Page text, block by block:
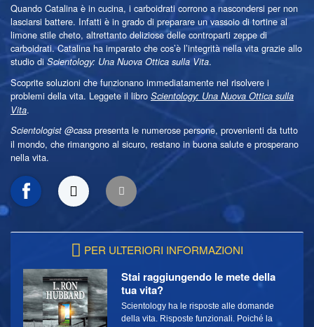
Quando Catalina è in cucina, i carboidrati corrono a nascondersi per non
lasciarsi battere. Infatti è in grado di preparare un vassoio di tortine al
limone stile cheto, altrettanto deliziose delle controparti zeppe di
carboidrati. Catalina ha imparato che cos’è l’integrità nella vita grazie allo
studio di Scientology: Una Nuova Ottica sulla Vita.
Scoprite soluzioni che funzionano immediatamente nel risolvere i
problemi della vita. Leggete il libro Scientology: Una Nuova Ottica sulla
Vita.
Scientologist @casa presenta le numerose persone, provenienti da tutto
il mondo, che rimangono al sicuro, restano in buona salute e prosperano
nella vita.
PER ULTERIORI INFORMAZIONI
Stai raggiungendo le mete della
tua vita?
Scientology ha le risposte alle domande
della vita. Risposte funzionali. Poiché la